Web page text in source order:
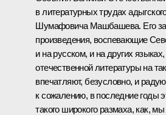
в литературных трудах
Шумафовича Машбашева. Его
произведения, воспевающие
и на русском, и на других
отечественной литературы на
впечатляют, безусловно, и
к сожалению, в последние годы
такого широкого размаха, как,